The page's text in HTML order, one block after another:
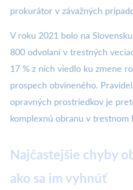
prokurátor v závažných
V roku 2021 bolo na
800 odvolaní v trestných
17 % z nich viedlo ku zmene
prospech obvineného.
opravných prostriedkov je
komplexnú obranu v trestnom
Najčastejšie chyby
ako sa im vyhnúť